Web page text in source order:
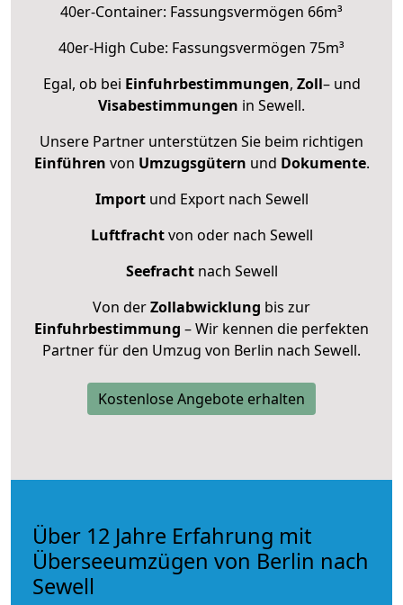
40er-Container: Fassungsvermögen 66m³
40er-High Cube: Fassungsvermögen 75m³
Egal, ob bei Einfuhrbestimmungen, Zoll– und
Visabestimmungen in Sewell.
Unsere Partner unterstützen Sie beim richtigen
Einführen von Umzugsgütern und Dokumente.
Importund Export nach Sewell
Luftfrachtvon oder nach Sewell
Seefrachtnach Sewell
Von derZollabwicklung bis zur
Einfuhrbestimmung – Wir kennen die perfekten
Partner für den Umzug von Berlin nach Sewell.
Kostenlose Angebote erhalten
Über 12 Jahre Erfahrung mit
Überseeumzügen von Berlin nach
Sewell